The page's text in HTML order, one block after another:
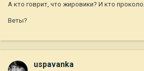
А кто говрит, что жировики? И кто
Веты?
uspavanka